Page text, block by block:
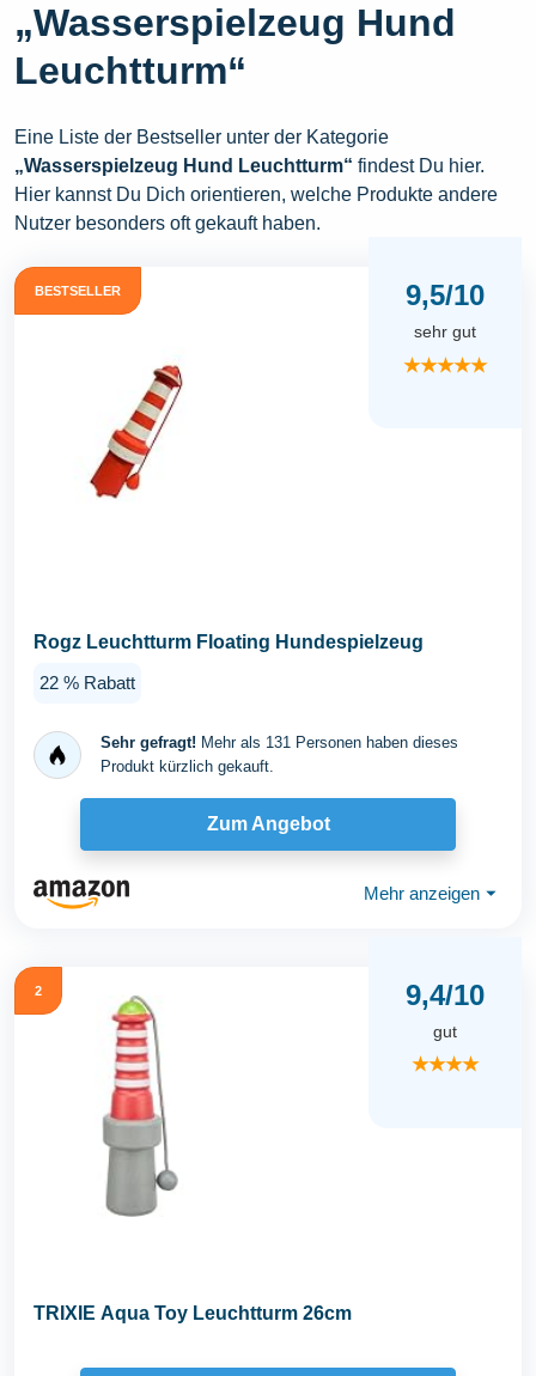
„Wasserspielzeug Hund
Leuchtturm“
Eine Liste der Bestseller unter der Kategorie
„Wasserspielzeug Hund Leuchtturm“ findest Du hier.
Hier kannst Du Dich orientieren, welche Produkte andere
Nutzer besonders oft gekauft haben.
BESTSELLER 9,5/10
sehr gut
★★★★★
Rogz Leuchtturm Floating Hundespielzeug
22 % Rabatt
Sehr gefragt! Mehr als 131 Personen haben dieses
Produkt kürzlich gekauft.
Zum Angebot
Mehr anzeigen ⏷
2 9,4/10
gut
★★★★
TRIXIE Aqua Toy Leuchtturm 26cm